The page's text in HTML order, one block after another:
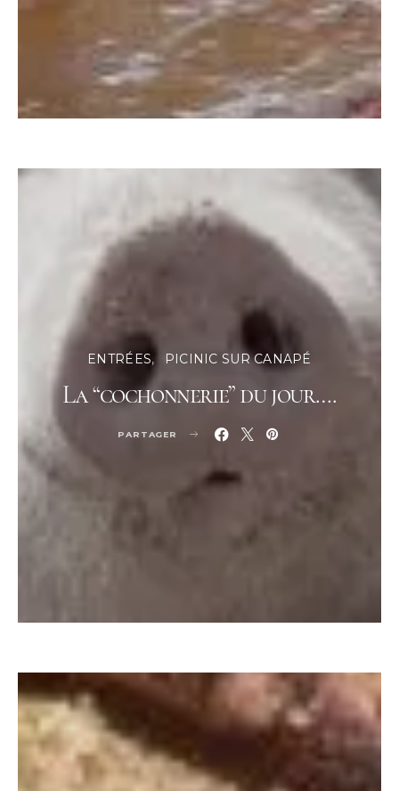
ENTRÉES PICINIC SUR CANAPÉ
La “cochonnerie” du jour….
PARTAGER